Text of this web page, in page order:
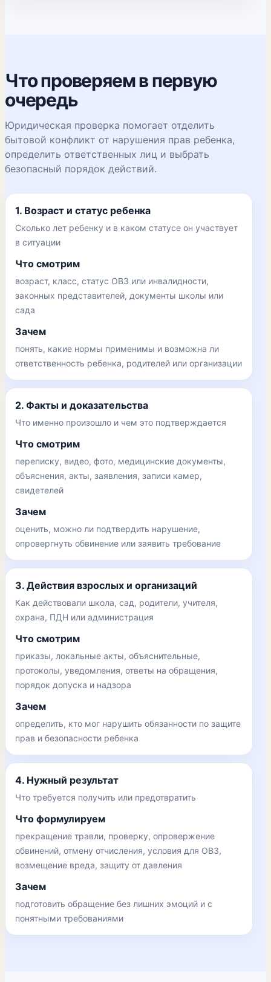
Что проверяем в первую
очередь
Юридическая проверка помогает отделить
бытовой конфликт от нарушения прав ребенка,
определить ответственных лиц и выбрать
безопасный порядок действий.
1. Возраст и статус ребенка
Сколько лет ребенку и в каком статусе он участвует
в ситуации
Что смотрим
возраст, класс, статус ОВЗ или инвалидности,
законных представителей, документы школы или
сада
Зачем
понять, какие нормы применимы и возможна ли
ответственность ребенка, родителей или организации
2. Факты и доказательства
Что именно произошло и чем это подтверждается
Что смотрим
переписку, видео, фото, медицинские документы,
объяснения, акты, заявления, записи камер,
свидетелей
Зачем
оценить, можно ли подтвердить нарушение,
опровергнуть обвинение или заявить требование
3. Действия взрослых и организаций
Как действовали школа, сад, родители, учителя,
охрана, ПДН или администрация
Что смотрим
приказы, локальные акты, объяснительные,
протоколы, уведомления, ответы на обращения,
порядок допуска и надзора
Зачем
определить, кто мог нарушить обязанности по защите
прав и безопасности ребенка
4. Нужный результат
Что требуется получить или предотвратить
Что формулируем
прекращение травли, проверку, опровержение
обвинений, отмену отчисления, условия для ОВЗ,
возмещение вреда, защиту от давления
Зачем
подготовить обращение без лишних эмоций и с
понятными требованиями